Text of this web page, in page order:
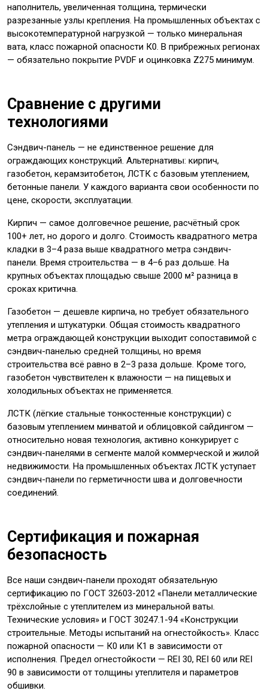
наполнитель, увеличенная толщина, термически
разрезанные узлы крепления. На промышленных объектах с
высокотемпературной нагрузкой — только минеральная
вата, класс пожарной опасности К0. В прибрежных регионах
— обязательно покрытие PVDF и оцинковка Z275 минимум.
Сравнение с другими
технологиями
Сэндвич-панель — не единственное решение для
ограждающих конструкций. Альтернативы: кирпич,
газобетон, керамзитобетон, ЛСТК с базовым утеплением,
бетонные панели. У каждого варианта свои особенности по
цене, скорости, эксплуатации.
Кирпич — самое долговечное решение, расчётный срок
100+ лет, но дорого и долго. Стоимость квадратного метра
кладки в 3–4 раза выше квадратного метра сэндвич-
панели. Время строительства — в 4–6 раз дольше. На
крупных объектах площадью свыше 2000 м² разница в
сроках критична.
Газобетон — дешевле кирпича, но требует обязательного
утепления и штукатурки. Общая стоимость квадратного
метра ограждающей конструкции выходит сопоставимой с
сэндвич-панелью средней толщины, но время
строительства всё равно в 2–3 раза дольше. Кроме того,
газобетон чувствителен к влажности — на пищевых и
холодильных объектах не применяется.
ЛСТК (лёгкие стальные тонкостенные конструкции) с
базовым утеплением минватой и облицовкой сайдингом —
относительно новая технология, активно конкурирует с
сэндвич-панелями в сегменте малой коммерческой и жилой
недвижимости. На промышленных объектах ЛСТК уступает
сэндвич-панели по герметичности шва и долговечности
соединений.
Сертификация и пожарная
безопасность
Все наши сэндвич-панели проходят обязательную
сертификацию по ГОСТ 32603-2012 «Панели металлические
трёхслойные с утеплителем из минеральной ваты.
Технические условия» и ГОСТ 30247.1-94 «Конструкции
строительные. Методы испытаний на огнестойкость». Класс
пожарной опасности — К0 или К1 в зависимости от
исполнения. Предел огнестойкости — REI 30, REI 60 или REI
90 в зависимости от толщины утеплителя и параметров
обшивки.